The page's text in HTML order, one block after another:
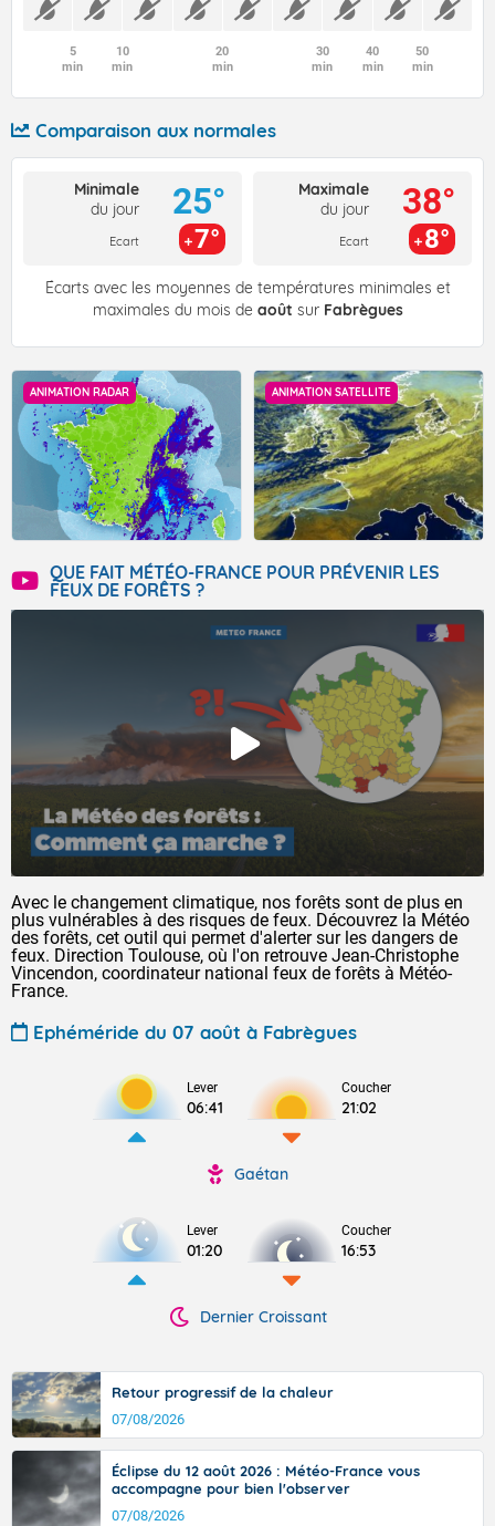
5
min
10
min
20
min
30
min
40
min
50
min
Comparaison aux normales
Minimale
du jour
Ecart
25°
7°
Maximale
du jour
Ecart
38°
8°
Écarts avec les moyennes de températures minimales et
maximales du mois de août sur Fabrègues
ANIMATION RADAR ANIMATION SATELLITE
QUE FAIT MÉTÉO-FRANCE POUR PRÉVENIR LES
FEUX DE FORÊTS ?
Avec le changement climatique, nos forêts sont de plus en
plus vulnérables à des risques de feux. Découvrez la Météo
des forêts, cet outil qui permet d'alerter sur les dangers de
feux. Direction Toulouse, où l'on retrouve Jean-Christophe
Vincendon, coordinateur national feux de forêts à Météo-
France.
Ephéméride du 07 août à Fabrègues
Lever
06:41
Coucher
21:02
Gaétan
Lever
01:20
Coucher
16:53
Dernier Croissant
Retour progressif de la chaleur
07/08/2026
Éclipse du 12 août 2026 : Météo-France vous
accompagne pour bien l'observer
07/08/2026